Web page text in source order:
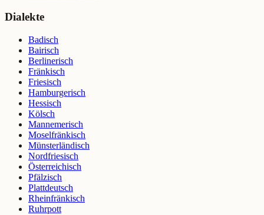
Dialekte
Badisch
Bairisch
Berlinerisch
Fränkisch
Friesisch
Hamburgerisch
Hessisch
Kölsch
Mannemerisch
Moselfränkisch
Münsterländisch
Nordfriesisch
Österreichisch
Pfälzisch
Plattdeutsch
Rheinfränkisch
Ruhrpott